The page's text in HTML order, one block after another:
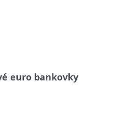
euro bankovky